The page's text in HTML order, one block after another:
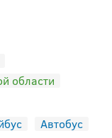
области
Автобус